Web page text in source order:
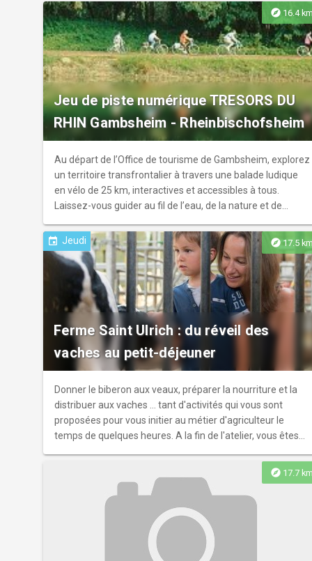
pour les artistes. Programme sur
https://www.ravitodescyclos.com/evenements ou sur
Facebook
explore 16.4 km
Jeu de piste numérique TRESORS DU
RHIN Gambsheim - Rheinbischofsheim
Au départ de l’Office de tourisme de Gambsheim, explorez
un territoire transfrontalier à travers une balade ludique
en vélo de 25 km, interactives et accessibles à tous.
Laissez-vous guider au fil de l’eau, de la nature et de
Patrimoine – de Gambsheim à Rheinbischofsheim Un
véritable voyage dans le temps à la rencontre des lieux
emblématiques et de l’histoire partagée entre les deux
rives du Rhin. Un second circuit est disponible Offendorf -
Freistett.
explore 17.5 km
event Jeudi
Ferme Saint Ulrich : du réveil des
vaches au petit-déjeuner
Donner le biberon aux veaux, préparer la nourriture et la
distribuer aux vaches ... tant d'activités qui vous sont
proposées pour vous initier au métier d'agriculteur le
temps de quelques heures. A la fin de l'atelier, vous êtes
Rendez-vous à la ferme entre Durningen et Avenheim.
explore 17.7 km